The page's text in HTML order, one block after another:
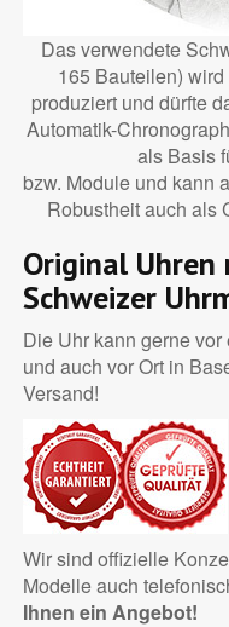
Das verwendete
165 Bauteilen)
produziert und dürfte
Automatik-
als Basis
bzw. Module und kann
Robustheit auch als
Original Uhren
Schweizer
Die Uhr kann gerne
und auch vor Ort in
Versand!
Wir sind offizielle
Modelle auch
Ihnen ein Angebot!